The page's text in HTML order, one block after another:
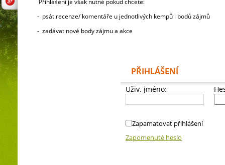
Přihlášení je však nutné pokud chcete:
- psát recenze/ komentáře u jednotlivých kempů i bodů zájmů
- zadávat nové body zájmu a akce
PŘIHLÁŠENÍ
Uživ. jméno:
Zapamatovat přihlášení
Zapomenuté heslo